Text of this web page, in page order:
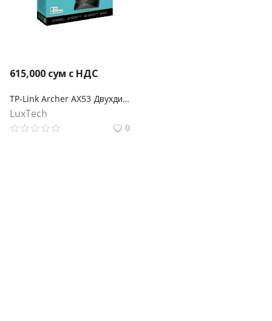
615,000 сум с НДС
TP-Link Archer AX53 Двухдиапазонный гигабитный Wi‑Fi роутер AX3000 с поддержкой Mesh
LuxTech
0